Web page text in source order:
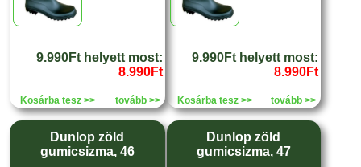
9.990Ft helyett most:
8.990Ft
Kosárba tesz >> tovább >>
9.990Ft helyett most:
8.990Ft
Kosárba tesz >> tovább >>
Dunlop zöld
gumicsizma, 46
Dunlop zöld
gumicsizma, 47